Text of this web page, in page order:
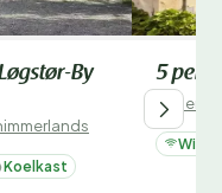
By
Koelkast
5
Wifi